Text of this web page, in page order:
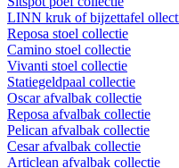
LINN kruk of bijzettafel
Reposa stoel collectie
Camino stoel collectie
Vivanti stoel collectie
Statiegeldpaal collectie
Oscar afvalbak collectie
Reposa afvalbak collectie
Pelican afvalbak collectie
Cesar afvalbak collectie
Articlean afvalbak collectie